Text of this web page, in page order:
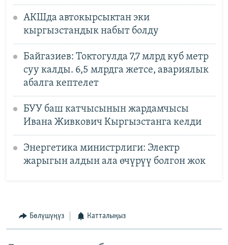
АКШда автокырсыктан эки
кыргызстандык набыт болду
Байгазиев: Токтогулда 7,7 млрд куб метр
суу калды. 6,5 млрдга жетсе, авариялык
абалга кептелет
БУУ баш катчысынын жардамчысы
Ивана Живкович Кыргызстанга келди
Энергетика министрлиги: Электр
жарыгын алдын ала өчүрүү болгон жок
Бөлүшүңүз Катталыңыз